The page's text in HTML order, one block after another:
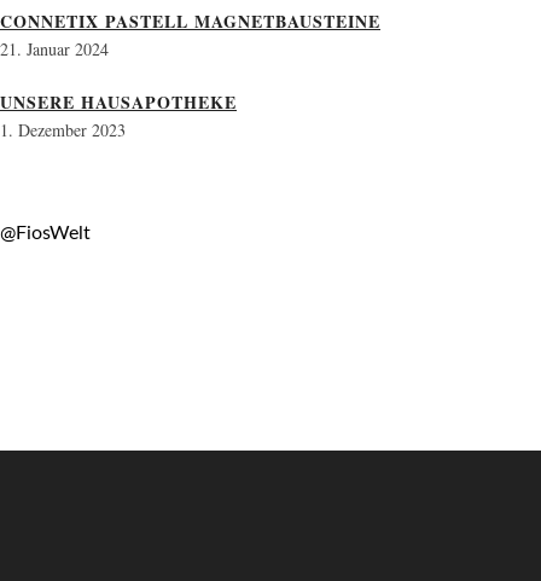
CONNETIX PASTELL MAGNETBAUSTEINE
21. Januar 2024
UNSERE HAUSAPOTHEKE
1. Dezember 2023
@FiosWelt